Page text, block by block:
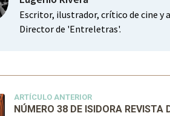
Escritor, ilustrador, crítico de cine y
Director de 'Entreletras'.
ARTÍCULO ANTERIOR
NÚMERO 38 DE ISIDORA REVISTA